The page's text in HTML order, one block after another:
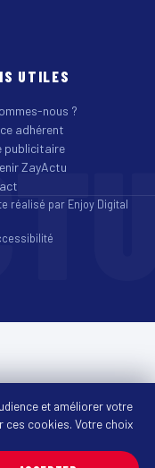
UTILES
nous ?
adhérent
publicitaire
ZayActu
réalisé par Enjoy Digital
et améliorer votre
ces cookies. Votre choix